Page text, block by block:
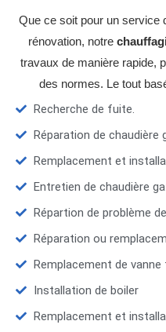
Que ce soit pour un service
rénovation, notre
travaux de manière rapide,
des normes. Le tout
Recherche de fuite.
Réparation de chaudière
Remplacement et
Entretien de chaudière
Répartion de problème
Réparation ou
Remplacement de
Installation de boiler
Remplacement et